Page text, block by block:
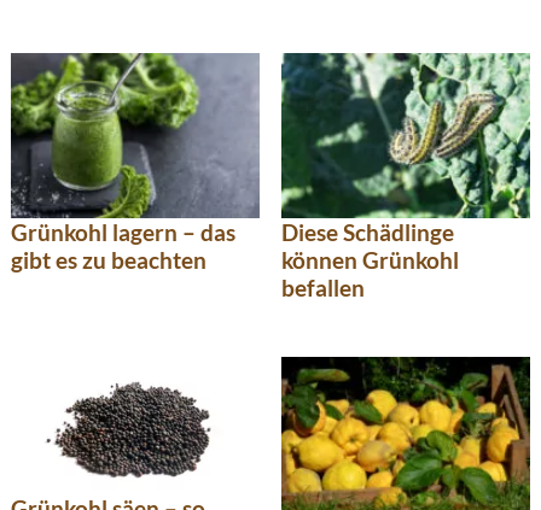
Grünkohl lagern – das
gibt es zu beachten
Diese Schädlinge
können Grünkohl
befallen